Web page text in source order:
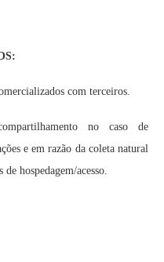
com terceiros.
no caso de
e em razão da coleta natural
hospedagem/acesso.